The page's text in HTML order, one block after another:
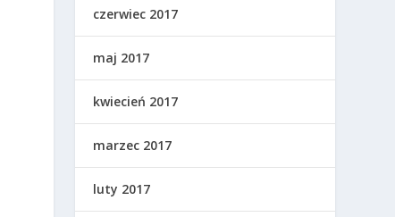
czerwiec 2017
maj 2017
kwiecień 2017
marzec 2017
luty 2017